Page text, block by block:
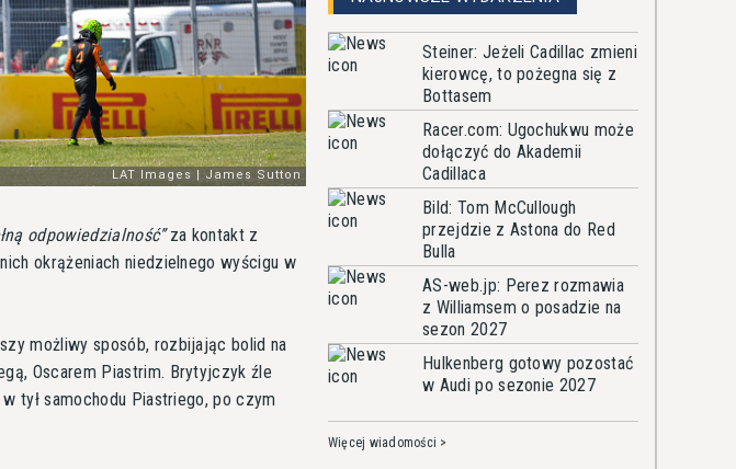
odpowiedzialność za kontakt z
okrążeniach niedzielnego wyścigu w
możliwy sposób, rozbijając bolid na
Oscarem Piastrim. Brytyjczyk źle
tył samochodu Piastriego, po czym
Steiner: Jeżeli Cadillac zmieni
kierowcę, to pożegna się z
Bottasem
Racer.com: Ugochukwu może
dołączyć do Akademii
Cadillaca
Bild: Tom McCullough
przejdzie z Astona do Red
Bulla
AS-web.jp: Perez rozmawia
z Williamsem o posadzie na
sezon 2027
Hulkenberg gotowy pozostać
w Audi po sezonie 2027
Więcej wiadomości >